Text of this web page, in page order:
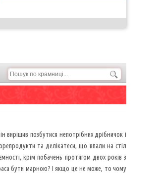
вирішив позбутися непотрібних дрібничок і
та делікатеси, що впали на стіл
крім побачень протягом двох років з
бути марною? І якщо це не може, то чому